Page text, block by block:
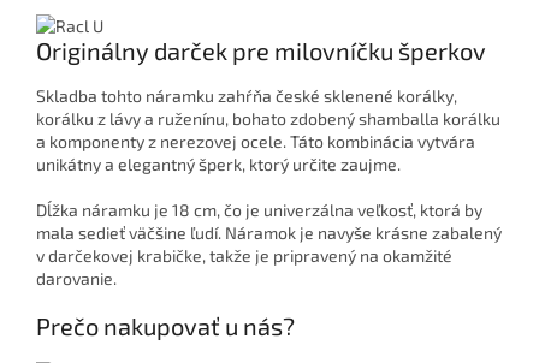
Originálny darček pre milovníčku šperkov
Skladba tohto náramku zahŕňa české sklenené korálky,
korálku z lávy a ruženínu, bohato zdobený shamballa korálku
a komponenty z nerezovej ocele. Táto kombinácia vytvára
unikátny a elegantný šperk, ktorý určite zaujme.
Dĺžka náramku je 18 cm, čo je univerzálna veľkosť, ktorá by
mala sedieť väčšine ľudí. Náramok je navyše krásne zabalený
v darčekovej krabičke, takže je pripravený na okamžité
darovanie.
Prečo nakupovať u nás?